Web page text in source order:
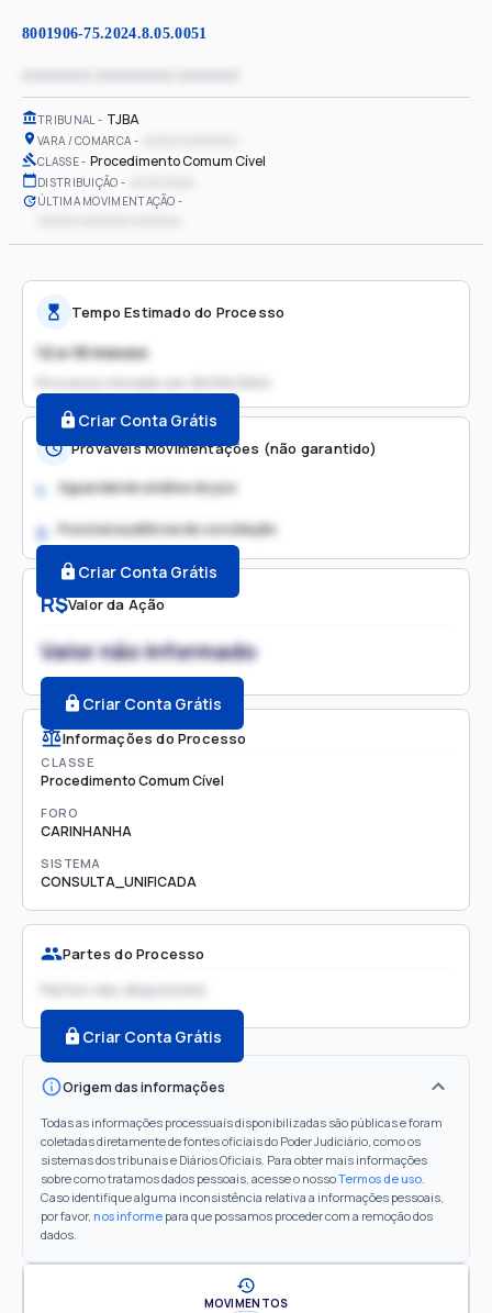
8001906-75.2024.8.05.0051
TRIBUNAL TJBA
VARA / COMARCA
CLASSE Procedimento Comum Cível
DISTRIBUIÇÃO
ÚLTIMA MOVIMENTAÇÃO
R$Valor da Ação
Valor não informado
Criar Conta Grátis
Informações do Processo
CLASSE
Procedimento Comum Cível
FORO
CARINHANHA
SISTEMA
CONSULTA_UNIFICADA
Partes do Processo
Partes não disponíveis
Criar Conta Grátis
Origem das informações
Todas as informações processuais disponibilizadas são públicas e foram
coletadas diretamente de fontes oficiais do Poder Judiciário, como os
sistemas dos tribunais e Diários Oficiais. Para obter mais informações
sobre como tratamos dados pessoais, acesse o nossoTermos de uso.
Caso identifique alguma inconsistência relativa a informações pessoais,
por favor, nos informe para que possamos proceder com a remoção dos
dados.
Tempo Estimado do Processo
12 a 18 meses
Processo iniciado em
Criar Conta Grátis
Prováveis Movimentações (não garantido)
1. Aguardando análise do juiz
2. Possível audiência de conciliação
Criar Conta Grátis
MOVIMENTOS